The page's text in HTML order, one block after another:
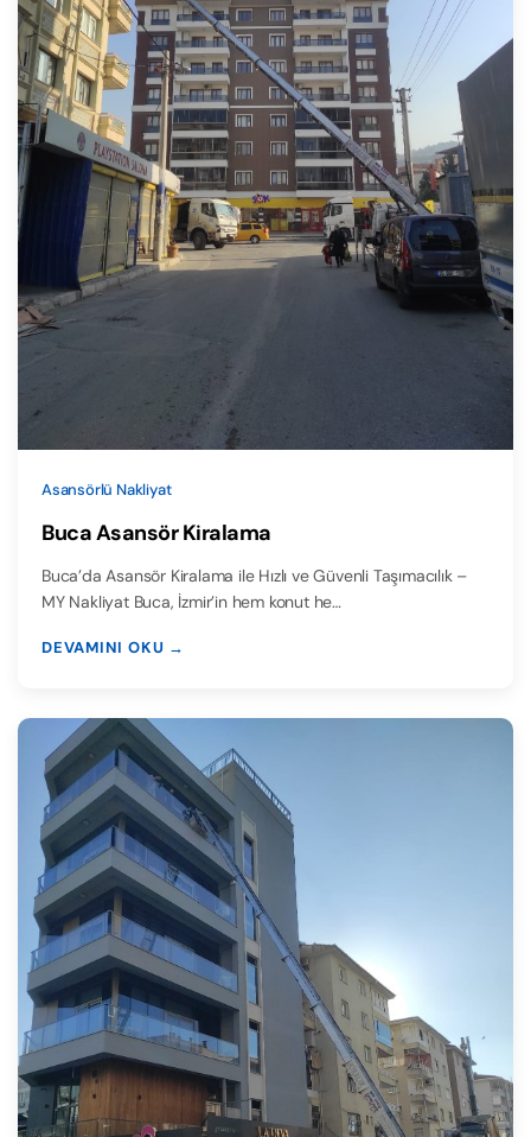
Asansörlü Nakliyat
Buca Asansör Kiralama
Buca’da Asansör Kiralama ile Hızlı ve Güvenli Taşımacılık –
MY Nakliyat Buca, İzmir’in hem konut he…
DEVAMINI OKU →